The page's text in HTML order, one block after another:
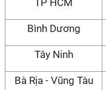
TP HCM
Bình Dương
Tây Ninh
Bà Rịa - Vũng Tàu